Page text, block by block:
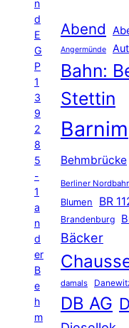
n
d
E
G
P
1
3
9
2
8
5
-
1
a
n
d
er
B
e
h
m
Abend
Angermünde
Bahn:
Stettin
Barnim
Behmbrücke
Berliner
Blumen BR
Brandenburg
Bäcker
damals
DB AG